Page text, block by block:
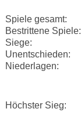
Spiele gesamt:
Bestrittene Spiele:
Siege:
Unentschieden:
Niederlagen:
Höchster Sieg: